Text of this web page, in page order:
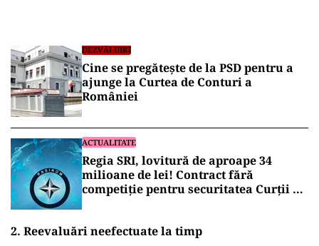
DEZVĂLUIRI
Cine se pregătește de la PSD pentru a
ajunge la Curtea de Conturi a
României
ACTUALITATE
Regia SRI, lovitură de aproape 34
milioane de lei! Contract fără
competiție pentru securitatea Curții de
2. Reevaluări neefectuate la timp